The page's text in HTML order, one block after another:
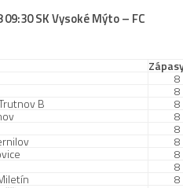
SK Vysoké Mýto – FC
8
8
B 8
8
8
8
8
8
8